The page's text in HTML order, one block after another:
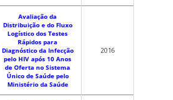
Avaliação da
Distribuição e do Fluxo
Logístico dos Testes
Rápidos para
Diagnóstico da Infecção
pelo HIV após 10 Anos
de Oferta no Sistema
Único de Saúde pelo
Ministério da Saúde
2016